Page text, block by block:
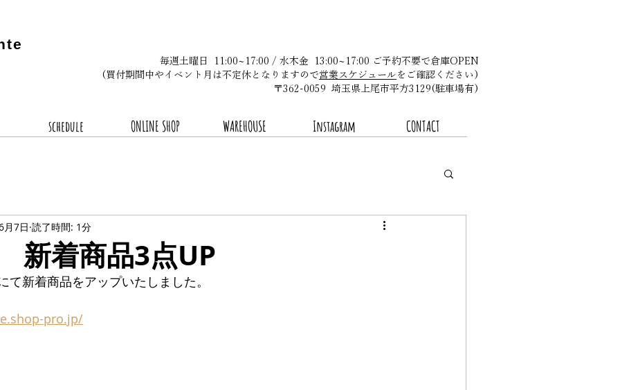
毎週土曜日 11:00~17:00 / 水木金 13:00~17:00 ご予約不要で倉庫OPEN
(買付期間中やイベント月は不定休となりますので営業スケジュール をご確認ください)​
〒362-0059 埼玉県上尾市平方3129(駐車場有)
schedule ONLINE SHOP WAREHOUSE Instagram CONTACT
着商品3点UP
月7日 読了時間: 1分
て新着商品をアップいたしました。
pro.jp/